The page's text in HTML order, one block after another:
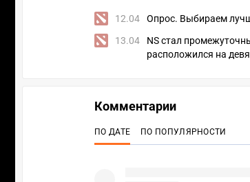
12.04 Опрос. Выбираем
13.04
NS стал
расположился на
Комментарии
ПО ДАТЕ ПО ПОПУЛЯРНОСТИ